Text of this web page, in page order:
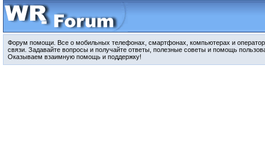
Форум помощи. Все о мобильных телефонах, смартфонах, компьютерах и
связи. Задавайте вопросы и получайте ответы, полезные советы и помощь
Оказываем взаимную помощь и поддержку!